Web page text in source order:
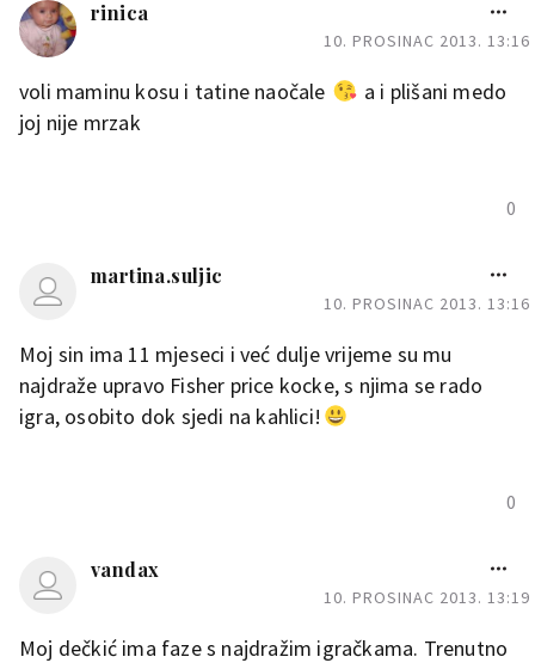
rinica
10. PROSINAC 2013. 13:16
voli maminu kosu i tatine naočale
a i plišani medo
joj nije mrzak
0
martina.suljic
10. PROSINAC 2013. 13:16
Moj sin ima 11 mjeseci i već dulje vrijeme su mu
najdraže upravo Fisher price kocke, s njima se rado
igra, osobito dok sjedi na kahlici!
0
vandax
10. PROSINAC 2013. 13:19
Moj dečkić ima faze s najdražim igračkama. Trenutno